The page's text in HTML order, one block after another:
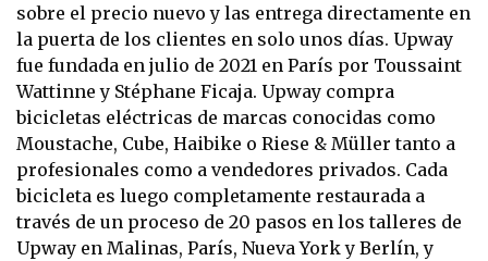
sobre el precio nuevo y las entrega directamente en
la puerta de los clientes en solo unos días. Upway
fue fundada en julio de 2021 en París por Toussaint
Wattinne y Stéphane Ficaja. Upway compra
bicicletas eléctricas de marcas conocidas como
Moustache, Cube, Haibike o Riese & Müller tanto a
profesionales como a vendedores privados. Cada
bicicleta es luego completamente restaurada a
través de un proceso de 20 pasos en los talleres de
Upway en Malinas, París, Nueva York y Berlín, y